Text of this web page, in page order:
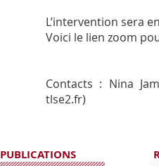
L’intervention sera
Voici le lien zoom
Contacts : Nina
tlse2.fr)
PUBLICATIONS